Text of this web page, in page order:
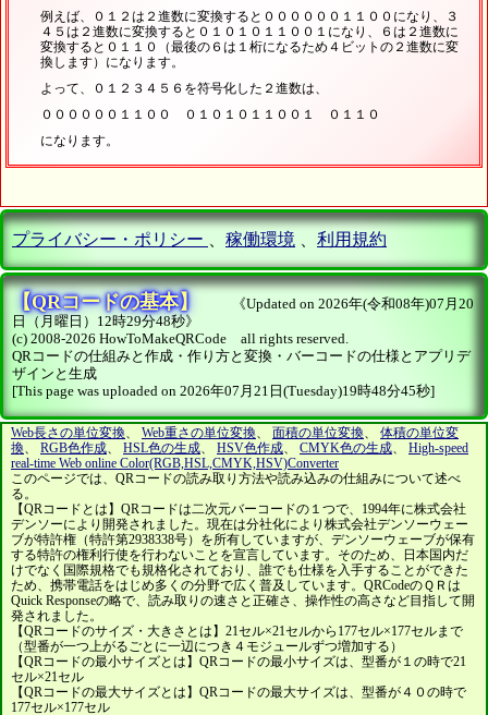
例えば、０１２は２進数に変換すると００００００１１００になり、３
４５は２進数に変換すると０１０１０１１００１になり、６は２進数に
変換すると０１１０（最後の６は１桁になるため４ビットの２進数に変
換します）になります。
よって、０１２３４５６を符号化した２進数は、
００００００１１００ ０１０１０１１００１ ０１１０
になります。
プライバシー・ポリシー 稼働環境 利用規約
【QRコードの基本】
《Updated on 2026年(令和08年)07月20
日（月曜日）12時29分48秒》
(c) 2008-2026 HowToMakeQRCode all rights reserved.
QRコードの仕組みと作成・作り方と変換・バーコードの仕様とアプリデ
ザインと生成
[This page was uploaded on 2026年07月21日(Tuesday)19時48分45秒]
Web長さの単位変換、 Web重さの単位変換、 面積の単位変換、 体積の単位変
換、 RGB色作成、 HSL色の生成、 HSV色作成、 CMYK色の生成、 High-speed
real-time Web online Color(RGB,HSL,CMYK,HSV)Converter
このページでは、QRコードの読み取り方法や読み込みの仕組みについて述べ
る。
【QRコードとは】QRコードは二次元バーコードの１つで、1994年に株式会社
デンソーにより開発されました。現在は分社化により株式会社デンソーウェー
ブが特許権（特許第2938338号）を所有していますが、デンソーウェーブが保有
する特許の権利行使を行わないことを宣言しています。そのため、日本国内だ
けでなく国際規格でも規格化されており、誰でも仕様を入手することができた
ため、携帯電話をはじめ多くの分野で広く普及しています。QRCodeのＱＲは
Quick Responseの略で、読み取りの速さと正確さ、操作性の高さなど目指して開
発されました。
【QRコードのサイズ・大きさとは】21セル×21セルから177セル×177セルまで
（型番が一つ上がるごとに一辺につき４モジュールずつ増加する）
【QRコードの最小サイズとは】QRコードの最小サイズは、型番が１の時で21
セル×21セル
【QRコードの最大サイズとは】QRコードの最大サイズは、型番が４０の時で
177セル×177セル